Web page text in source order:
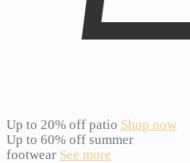
Up to 20% off patio Shop now
Up to 60% off summer
footwear See more